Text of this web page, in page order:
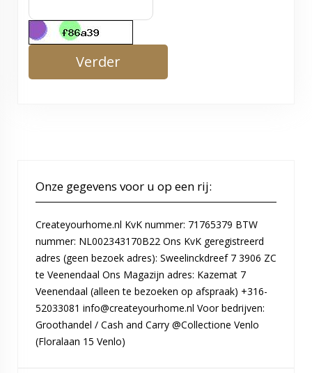
Verder
Onze gegevens voor u op een rij:
Createyourhome.nl KvK nummer: 71765379 BTW
nummer: NL002343170B22 Ons KvK geregistreerd
adres (geen bezoek adres): Sweelinckdreef 7 3906 ZC
te Veenendaal Ons Magazijn adres: Kazemat 7
Veenendaal (alleen te bezoeken op afspraak) +316-
52033081 info@createyourhome.nl Voor bedrijven:
Groothandel / Cash and Carry @Collectione Venlo
(Floralaan 15 Venlo)